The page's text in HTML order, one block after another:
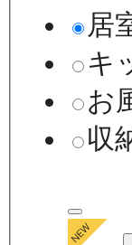
居
キ
お
収